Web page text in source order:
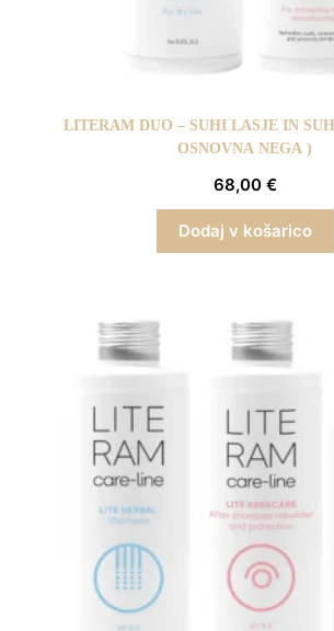
LITERAM DUO – SUHI LASJE IN
OSNOVNA NEGA )
68,00 €
Dodaj v košarico